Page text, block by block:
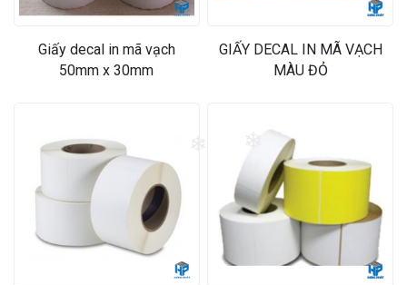
Giấy decal in mã vạch
50mm x 30mm
GIẤY DECAL IN MÃ VẠCH
MÀU ĐỎ
❄
❄